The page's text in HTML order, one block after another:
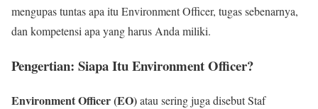
mengupas tuntas apa itu Environment Officer, tugas sebenarnya,
dan kompetensi apa yang harus Anda miliki.
Pengertian: Siapa Itu Environment Officer?
Environment Officer (EO)atau sering juga disebut Staf